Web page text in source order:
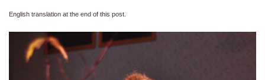
English translation at the end of this post.